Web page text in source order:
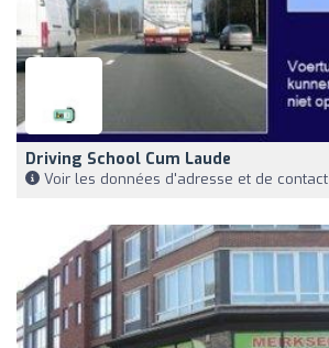
Driving School Cum Laude
Voir les données d'adresse et de contact